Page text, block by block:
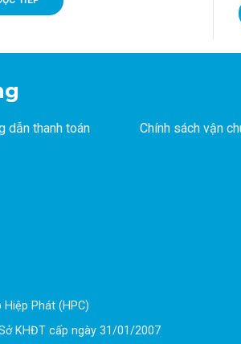
dẫn thanh toán Chính sách vận
Phát (HPC)
KHĐT cấp ngày 31/01/2007